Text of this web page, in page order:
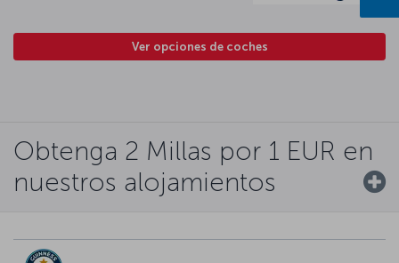
Ver opciones de coches
Obtenga 2 Millas por 1 EUR en
nuestros alojamientos